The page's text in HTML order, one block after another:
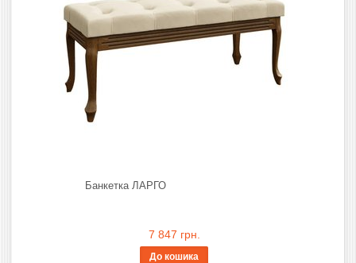
Банкетка ЛАРГО
7 847 грн.
До кошика